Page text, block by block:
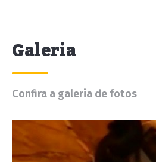
Galeria
Confira a galeria de fotos